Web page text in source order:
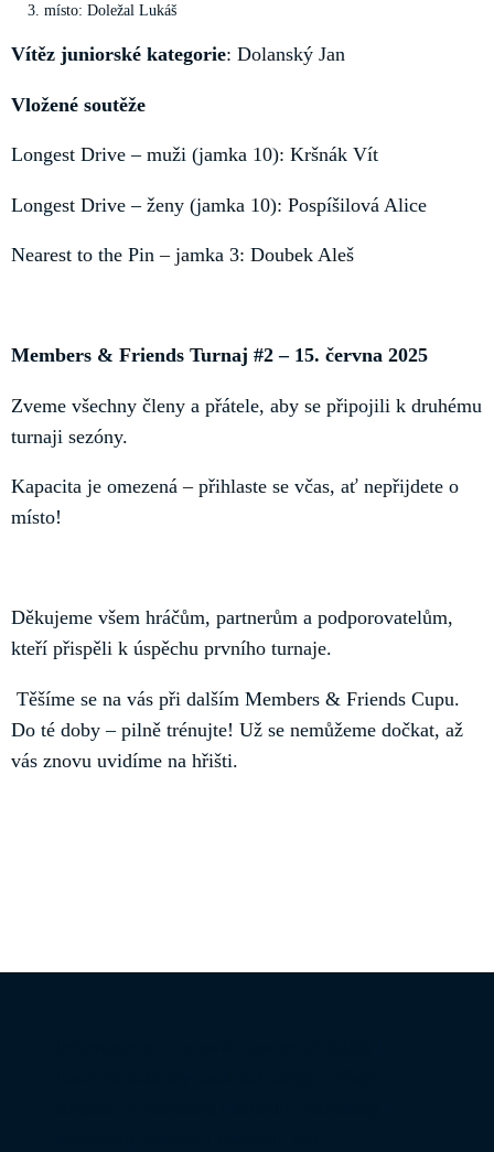
místo: Doležal Lukáš
Vítěz juniorské kategorie: Dolanský Jan
Vložené soutěže
Longest Drive – muži (jamka 10): Kršnák Vít
Longest Drive – ženy (jamka 10): Pospíšilová Alice
Nearest to the Pin – jamka 3: Doubek Aleš
Members & Friends Turnaj #2 – 15. června 2025
Zveme všechny členy a přátele, aby se připojili k druhému
turnaji sezóny.
Kapacita je omezená – přihlaste se včas, ať nepřijdete o
místo!
Děkujeme všem hráčům, partnerům a podporovatelům,
kteří přispěli k úspěchu prvního turnaje.
Těšíme se na vás při dalším Members & Friends Cupu.
Do té doby – pilně trénujte! Už se nemůžeme dočkat, až
vás znovu uvidíme na hřišti.